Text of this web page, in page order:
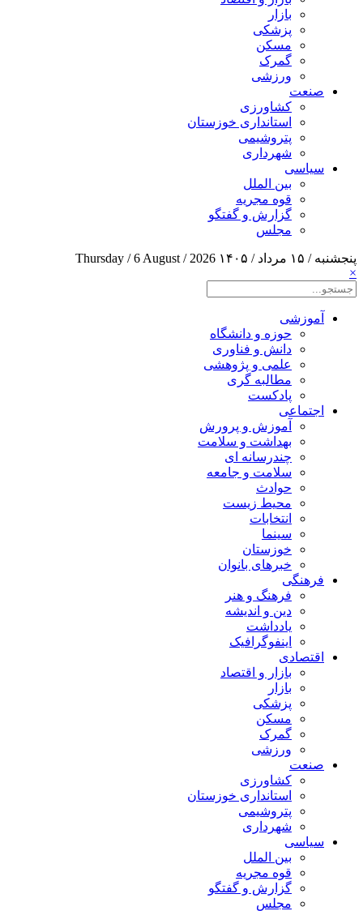
بازار
پزشکی
مسکن
گمرک
ورزشی
صنعت
کشاورزی
استانداری خوزستان
پتروشیمی
شهرداری
سیاسی
بین الملل
قوه مجریه
گزارش و گفتگو
مجلس
پنجشنبه / ۱۵ مرداد / ۱۴۰۵
Thursday / 6 August / 2026
×
آموزشی
حوزه و دانشگاه
دانش و فناوری
علمی و پژوهشی
مطالبه گری
پادکست
اجتماعی
آموزش و پرورش
بهداشت و سلامت
چندرسانه ای
سلامت و جامعه
حوادث
محیط زیست
انتخابات
سینما
خوزستان
خبرهای بانوان
فرهنگی
فرهنگ و هنر
دین و اندیشه
یادداشت
اینفوگرافیک
اقتصادی
بازار و اقتصاد
بازار
پزشکی
مسکن
گمرک
ورزشی
صنعت
کشاورزی
استانداری خوزستان
پتروشیمی
شهرداری
سیاسی
بین الملل
قوه مجریه
گزارش و گفتگو
مجلس